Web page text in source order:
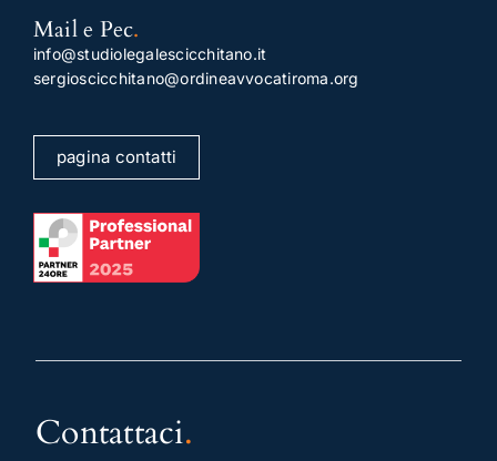
Mail e Pec.
info@studiolegalescicchitano.it
sergioscicchitano@ordineavvocatiroma.org
pagina contatti
Contattaci.